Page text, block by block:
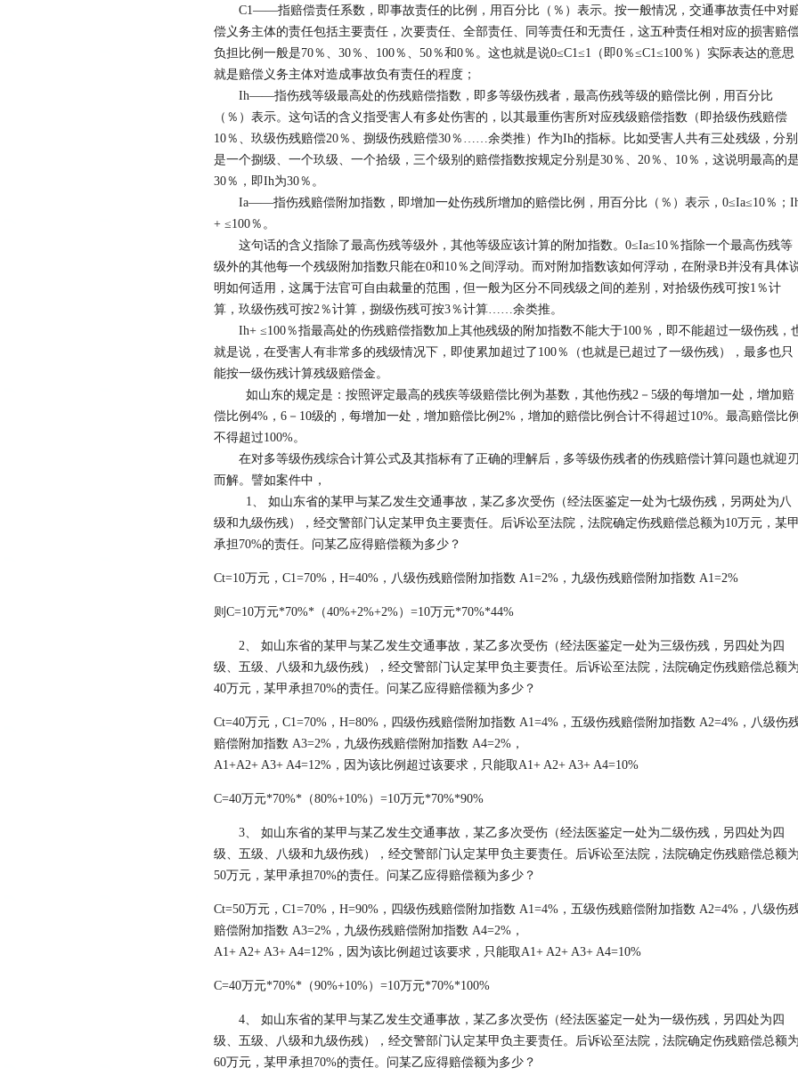
C1——指赔偿责任系数，即事故责任的比例，用百分比（％）表示。按一般情况，交通事故责任中对
偿义务主体的责任包括主要责任，次要责任、全部责任、同等责任和无责任，这五种责任相对应的损害赔
负担比例一般是70％、30％、100％、50％和0％。这也就是说0≤C1≤1（即0％≤C1≤100％）实际表达的意思
就是赔偿义务主体对造成事故负有责任的程度；
Ih——指伤残等级最高处的伤残赔偿指数，即多等级伤残者，最高伤残等级的赔偿比例，用百分比
（％）表示。这句话的含义指受害人有多处伤害的，以其最重伤害所对应残级赔偿指数（即拾级伤残赔偿
10％、玖级伤残赔偿20％、捌级伤残赔偿30％……余类推）作为Ih的指标。比如受害人共有三处残级，分别
是一个捌级、一个玖级、一个拾级，三个级别的赔偿指数按规定分别是30％、20％、10％，这说明最高的是
30％，即Ih为30％。
Ia——指伤残赔偿附加指数，即增加一处伤残所增加的赔偿比例，用百分比（％）表示，0≤Ia≤10％；
+ ≤100％。
这句话的含义指除了最高伤残等级外，其他等级应该计算的附加指数。0≤Ia≤10％指除一个最高伤残等
级外的其他每一个残级附加指数只能在0和10％之间浮动。而对附加指数该如何浮动，在附录B并没有具体
明如何适用，这属于法官可自由裁量的范围，但一般为区分不同残级之间的差别，对拾级伤残可按1％计
算，玖级伤残可按2％计算，捌级伤残可按3％计算……余类推。
Ih+ ≤100％指最高处的伤残赔偿指数加上其他残级的附加指数不能大于100％，即不能超过一级伤残，
就是说，在受害人有非常多的残级情况下，即使累加超过了100％（也就是已超过了一级伤残），最多也只
能按一级伤残计算残级赔偿金。
如山东的规定是：按照评定最高的残疾等级赔偿比例为基数，其他伤残2－5级的每增加一处，增加赔
偿比例4%，6－10级的，每增加一处，增加赔偿比例2%，增加的赔偿比例合计不得超过10%。最高赔偿比例
不得超过100%。
在对多等级伤残综合计算公式及其指标有了正确的理解后，多等级伤残者的伤残赔偿计算问题也就迎刃
而解。譬如案件中，
1、 如山东省的某甲与某乙发生交通事故，某乙多次受伤（经法医鉴定一处为七级伤残，另两处为八
级和九级伤残），经交警部门认定某甲负主要责任。后诉讼至法院，法院确定伤残赔偿总额为10万元，某甲
承担70%的责任。问某乙应得赔偿额为多少？
Ct=10万元，C1=70%，H=40%，八级伤残赔偿附加指数 A1=2%，九级伤残赔偿附加指数 A1=2%
则C=10万元*70%*（40%+2%+2%）=10万元*70%*44%
2、 如山东省的某甲与某乙发生交通事故，某乙多次受伤（经法医鉴定一处为三级伤残，另四处为四
级、五级、八级和九级伤残），经交警部门认定某甲负主要责任。后诉讼至法院，法院确定伤残赔偿总额为
40万元，某甲承担70%的责任。问某乙应得赔偿额为多少？
Ct=40万元，C1=70%，H=80%，四级伤残赔偿附加指数 A1=4%，五级伤残赔偿附加指数 A2=4%，八级伤
赔偿附加指数 A3=2%，九级伤残赔偿附加指数 A4=2%，
A1+A2+ A3+ A4=12%，因为该比例超过该要求，只能取A1+ A2+ A3+ A4=10%
C=40万元*70%*（80%+10%）=10万元*70%*90%
3、 如山东省的某甲与某乙发生交通事故，某乙多次受伤（经法医鉴定一处为二级伤残，另四处为四
级、五级、八级和九级伤残），经交警部门认定某甲负主要责任。后诉讼至法院，法院确定伤残赔偿总额为
50万元，某甲承担70%的责任。问某乙应得赔偿额为多少？
Ct=50万元，C1=70%，H=90%，四级伤残赔偿附加指数 A1=4%，五级伤残赔偿附加指数 A2=4%，八级伤
赔偿附加指数 A3=2%，九级伤残赔偿附加指数 A4=2%，
A1+ A2+ A3+ A4=12%，因为该比例超过该要求，只能取A1+ A2+ A3+ A4=10%
C=40万元*70%*（90%+10%）=10万元*70%*100%
4、 如山东省的某甲与某乙发生交通事故，某乙多次受伤（经法医鉴定一处为一级伤残，另四处为四
级、五级、八级和九级伤残），经交警部门认定某甲负主要责任。后诉讼至法院，法院确定伤残赔偿总额为
60万元，某甲承担70%的责任。问某乙应得赔偿额为多少？